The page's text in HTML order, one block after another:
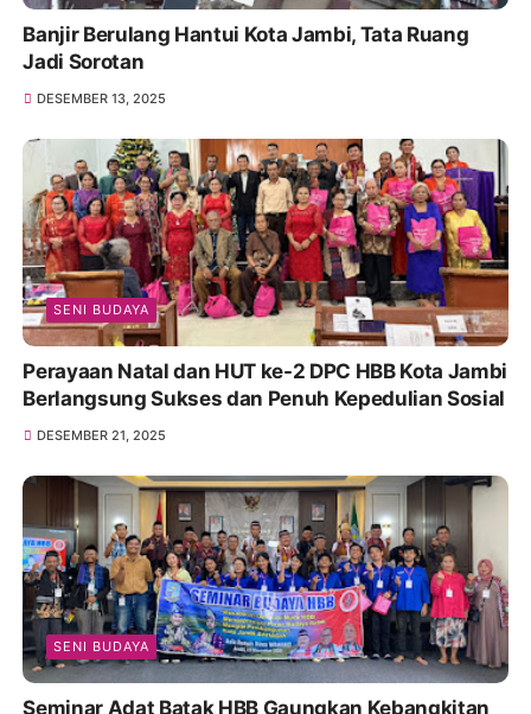
Banjir Berulang Hantui Kota Jambi, Tata Ruang
Jadi Sorotan
DESEMBER 13, 2025
SENI BUDAYA
Perayaan Natal dan HUT ke-2 DPC HBB Kota Jambi
Berlangsung Sukses dan Penuh Kepedulian Sosial
DESEMBER 21, 2025
SENI BUDAYA
Seminar Adat Batak HBB Gaungkan Kebangkitan